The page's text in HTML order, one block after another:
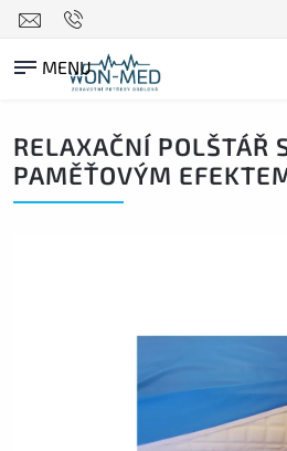
RELAXAČNÍ POLŠTÁŘ
PAMĚŤOVÝM